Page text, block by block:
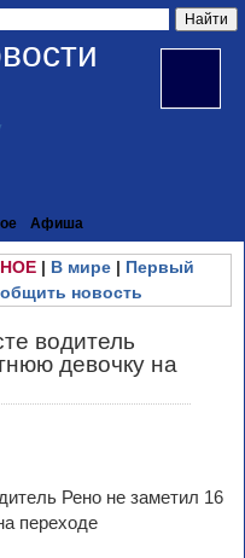
Афиша
| В мире| Первый
новость
водитель
девочку на